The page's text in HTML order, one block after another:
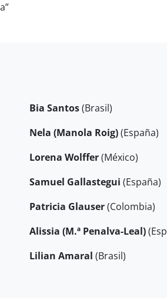
Bia Santos(Brasil)
Nela (Manola Roig)(España)
Lorena Wolffer(México)
Samuel Gallastegui (España)
Patricia Glauser(Colombia)
Alissia (M.ª Penalva-Leal)
Lilian Amaral (Brasil)